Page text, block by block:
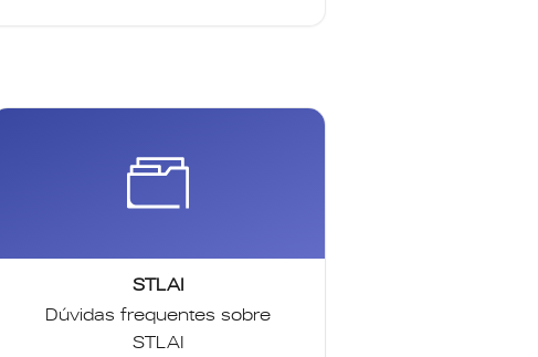
STLAI
Dúvidas frequentes sobre
STLAI